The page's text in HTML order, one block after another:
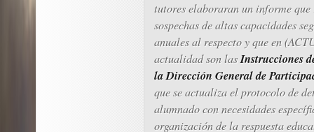
tutores elaboraran un informe
sospechas de altas capacidades
anuales al respecto y que en
actualidad son lasInstrucciones
la Dirección General de
que se actualiza el protocolo de
alumnado con necesidades
organización de la respuesta